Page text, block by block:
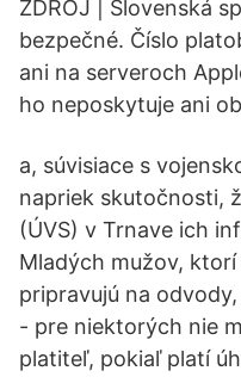
ZDROJ | Slovenská
bezpečné. Číslo
ani na serveroch
ho neposkytuje ani
a, súvisiace s
napriek skutočnosti,
(ÚVS) v Trnave ich
Mladých mužov,
pripravujú na
- pre niektorých nie
platiteľ, pokiaľ platí